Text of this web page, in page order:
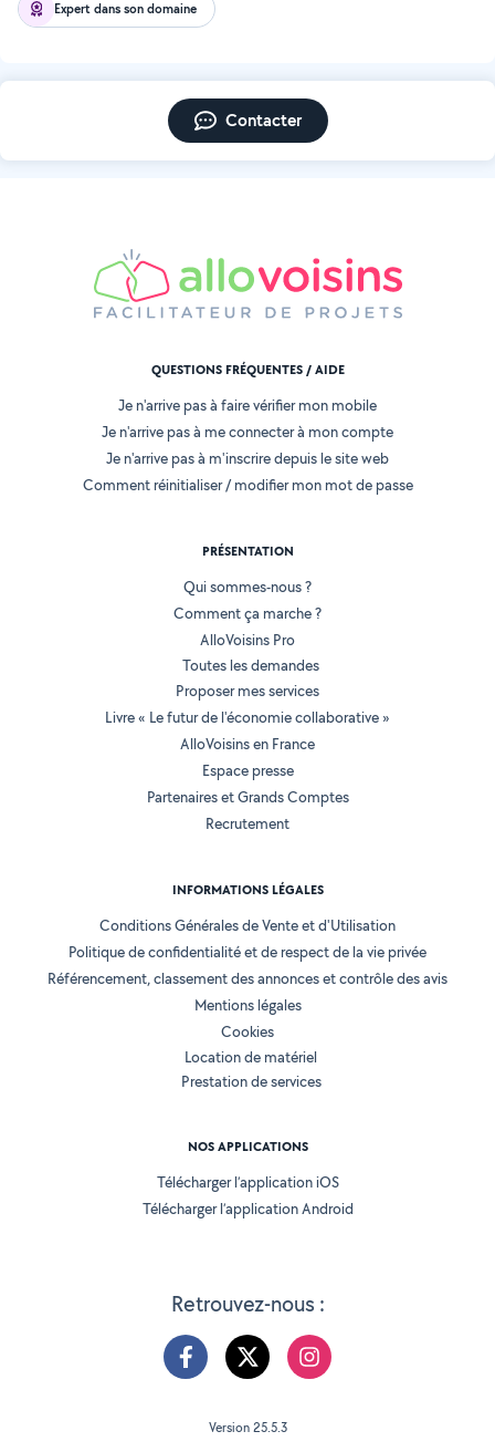
Expert dans son domaine
Contacter
Retrouvez-nous :
QUESTIONS FRÉQUENTES / AIDE
Je n'arrive pas à faire vérifier mon mobile
Je n'arrive pas à me connecter à mon compte
Je n'arrive pas à m'inscrire depuis le site web
Comment réinitialiser / modifier mon mot de passe
PRÉSENTATION
Qui sommes-nous ?
Comment ça marche ?
AlloVoisins Pro
Toutes les demandes
Proposer mes services
Livre « Le futur de l'économie collaborative »
AlloVoisins en France
Espace presse
Partenaires et Grands Comptes
Recrutement
INFORMATIONS LÉGALES
Conditions Générales de Vente et d'Utilisation
Politique de confidentialité et de respect de la vie privée
Référencement, classement des annonces et contrôle des avis
Mentions légales
Cookies
Location de matériel
Prestation de services
NOS APPLICATIONS
Télécharger l’application iOS
Télécharger l’application Android
Version 25.5.3